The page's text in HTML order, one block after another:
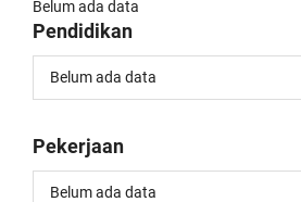
Belum ada data
Pendidikan
Belum ada data
Pekerjaan
Belum ada data